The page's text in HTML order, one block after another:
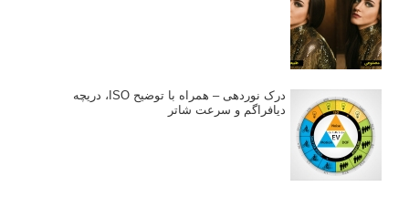
درک نوردهی – همراه با توضیح ISO، دریچه
دیافراگم و سرعت شاتر